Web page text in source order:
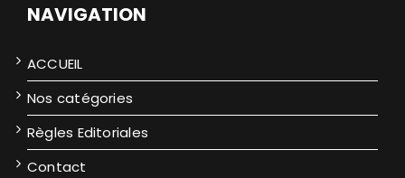
NAVIGATION
ACCUEIL
Nos catégories
Règles Editoriales
Contact